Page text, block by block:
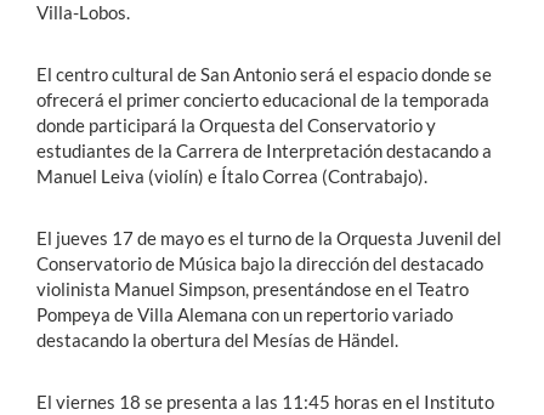
Villa-Lobos.
El centro cultural de San Antonio será el espacio donde se
ofrecerá el primer concierto educacional de la temporada
donde participará la Orquesta del Conservatorio y
estudiantes de la Carrera de Interpretación destacando a
Manuel Leiva (violín) e Ítalo Correa (Contrabajo).
El jueves 17 de mayo es el turno de la Orquesta Juvenil del
Conservatorio de Música bajo la dirección del destacado
violinista Manuel Simpson, presentándose en el Teatro
Pompeya de Villa Alemana con un repertorio variado
destacando la obertura del Mesías de Händel.
El viernes 18 se presenta a las 11:45 horas en el Instituto